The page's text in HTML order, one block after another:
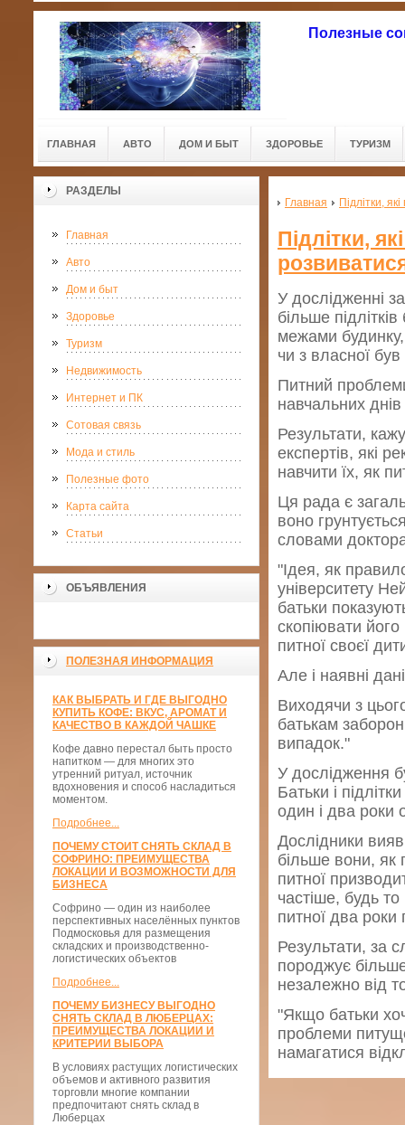
Полезные
ГЛАВНАЯ АВТО ДОМ И БЫТ ЗДОРОВЬЕ ТУРИЗМ
РАЗДЕЛЫ
Главная
Авто
Дом и быт
Здоровье
Туризм
Недвижимость
Интернет и ПК
Сотовая связь
Мода и стиль
Полезные фото
Карта сайта
Статьи
ОБЪЯВЛЕНИЯ
ПОЛЕЗНАЯ ИНФОРМАЦИЯ
КАК ВЫБРАТЬ И ГДЕ ВЫГОДНО
КУПИТЬ КОФЕ: ВКУС, АРОМАТ И
КАЧЕСТВО В КАЖДОЙ ЧАШКЕ
Кофе давно перестал быть просто
напитком — для многих это
утренний ритуал, источник
вдохновения и способ насладиться
моментом.
Подробнее...
ПОЧЕМУ СТОИТ СНЯТЬ СКЛАД В
СОФРИНО: ПРЕИМУЩЕСТВА
ЛОКАЦИИ И ВОЗМОЖНОСТИ ДЛЯ
БИЗНЕСА
Софрино — один из наиболее
перспективных населённых пунктов
Подмосковья для размещения
складских и производственно-
логистических объектов
Подробнее...
ПОЧЕМУ БИЗНЕСУ ВЫГОДНО
СНЯТЬ СКЛАД В ЛЮБЕРЦАХ:
ПРЕИМУЩЕСТВА ЛОКАЦИИ И
КРИТЕРИИ ВЫБОРА
В условиях растущих логистических
объемов и активного развития
торговли многие компании
предпочитают снять склад в
Люберцах
Главная Підлітки,
Підлітки,
У дослідженні
більше
межами будинку,
чи з власної
Питний
навчальних
Результати,
експертів, які
навчити їх, як
Ця рада є
воно
словами
"Ідея, як
університету
батьки
скопіювати
питної своєї
Але і наявні
Виходячи з
батькам
випадок."
У дослідження
Батьки і
один і два роки
Дослідники
більше вони, як
питної
частіше, будь
питної два роки
Результати, за
породжує
незалежно від
"Якщо батьки
проблеми
намагатися